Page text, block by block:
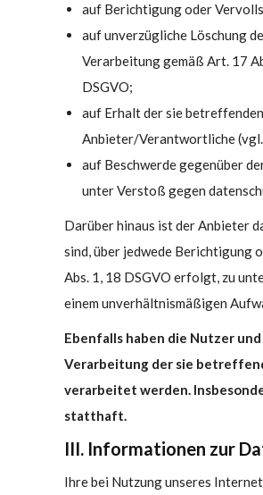
auf Berichtigung oder
auf unverzügliche Löschung
Verarbeitung gemäß Art. 17
DSGVO;
auf Erhalt der sie
Anbieter/Verantwortliche
auf Beschwerde gegenüber
unter Verstoß gegen
Darüber hinaus ist der Anbieter
sind, über jedwede Berichtigung
Abs. 1, 18 DSGVO erfolgt, zu
einem unverhältnismäßigen
Ebenfalls haben die Nutzer
Verarbeitung der sie
verarbeitet werden.
statthaft.
III. Informationen zur
Ihre bei Nutzung unseres